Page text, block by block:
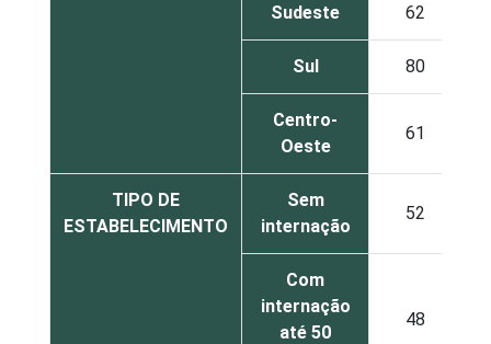
Sudeste 62
Sul 80
Centro-
Oeste
61
TIPO DE
ESTABELECIMENTO
Sem
internação
52
Com
internação
até 50
48